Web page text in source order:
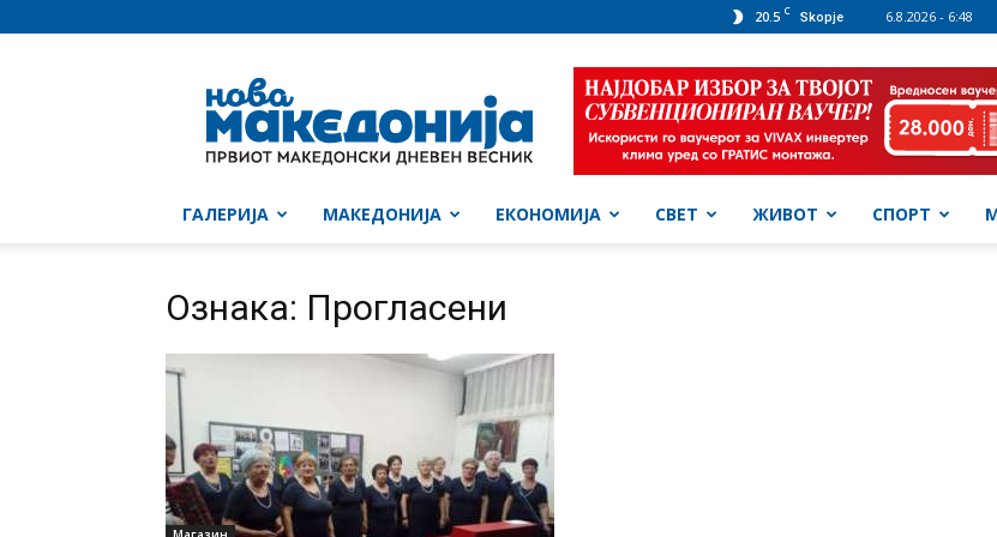
20.5 C Skopje 6.8.2026 - 6:48
Македонија
ГАЛЕРИЈА МАКЕДОНИЈА ЕКОНОМИЈА СВЕТ ЖИВОТ СПОРТ
Ознака: Прогласени